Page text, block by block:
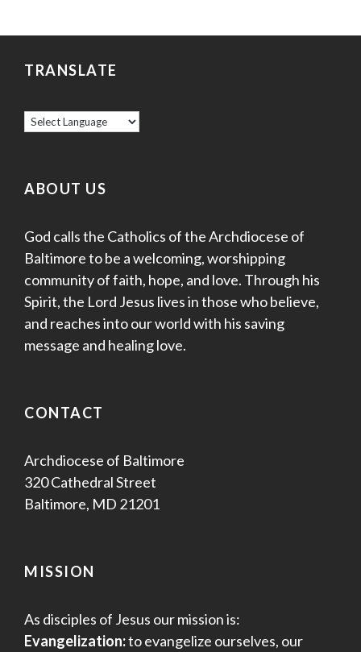
TRANSLATE
ABOUT US
God calls the Catholics of the Archdiocese of
Baltimore to be a welcoming, worshipping
community of faith, hope, and love. Through his
Spirit, the Lord Jesus lives in those who believe,
and reaches into our world with his saving
message and healing love.
CONTACT
Archdiocese of Baltimore
320 Cathedral Street
Baltimore, MD 21201
MISSION
As disciples of Jesus our mission is:
Evangelization:to evangelize ourselves, our